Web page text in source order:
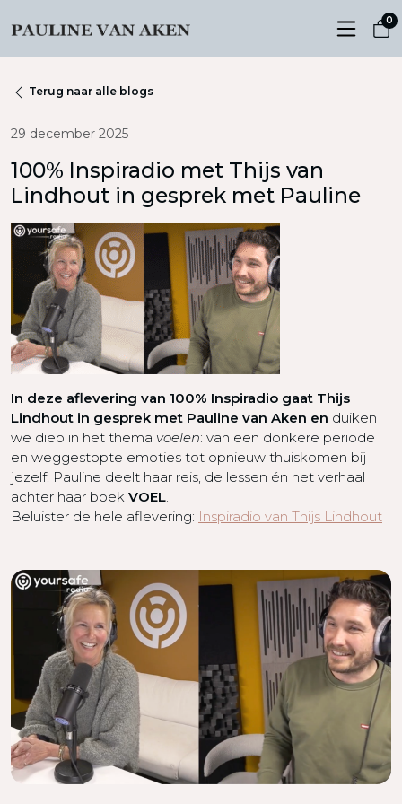
0
Terug naar alle blogs
29 december 2025
100% Inspiradio met Thijs van
Lindhout in gesprek met Pauline
In deze aflevering van 100% Inspiradio gaat Thijs
Lindhout in gesprek met Pauline van Aken en duiken
we diep in het thema voelen: van een donkere periode
en weggestopte emoties tot opnieuw thuiskomen bij
jezelf. Pauline deelt haar reis, de lessen én het verhaal
achter haar boek VOEL.
Beluister de hele aflevering: Inspiradio van Thijs Lindhout